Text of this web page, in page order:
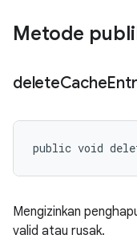
Metode
deleteCache
public void
Mengizinkan
valid atau rusak.